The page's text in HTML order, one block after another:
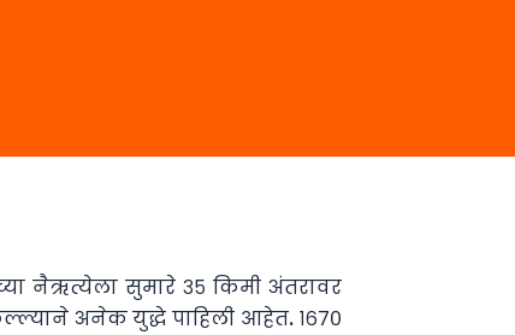
नैऋत्येला सुमारे ३५ किमी अंतरावर
अनेक युद्धे पाहिली आहेत. १६७०